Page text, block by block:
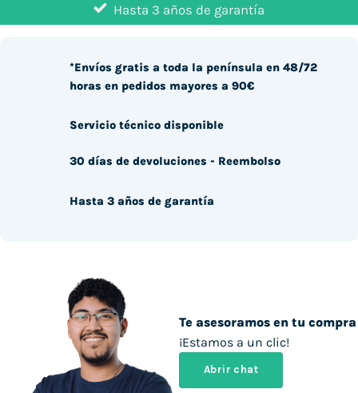
Hasta 3 años de garantía
Te asesoramos en tu compra
¡Estamos a un clic!
Abrir chat
*Envíos gratis a toda la península en 48/72
horas en pedidos mayores a 90€
Servicio técnico disponible
30 días de devoluciones - Reembolso
Hasta 3 años de garantía